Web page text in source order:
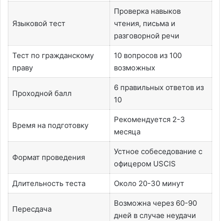
Языковой тест
Проверка навыков
чтения, письма и
разговорной речи
Тест по гражданскому
праву
10 вопросов из 100
возможных
Проходной балл
6 правильных ответов из
10
Время на подготовку
Рекомендуется 2-3
месяца
Формат проведения
Устное собеседование с
офицером USCIS
Длительность теста Около 20-30 минут
Пересдача
Возможна через 60-90
дней в случае неудачи